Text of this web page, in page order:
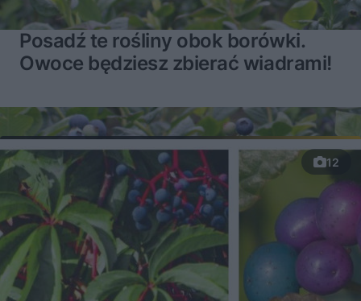
Posadź te rośliny obok borówki.
Owoce będziesz zbierać wiadrami!
12